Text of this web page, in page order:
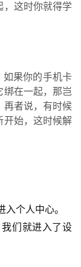
，这时你就得学
如果你的手机卡
绑在一起，那岂
再者说，有时候
开始，这时候解
入个人中心。
们就进入了设